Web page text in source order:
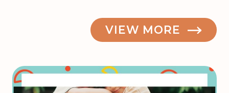
VIEW MORE